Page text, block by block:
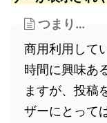
つまり…
商用利用して
時間に興味あ
ますが、投稿
ザーにとって